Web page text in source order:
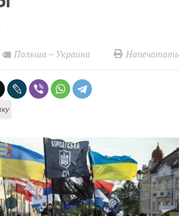
Польша – Украина Напечатать